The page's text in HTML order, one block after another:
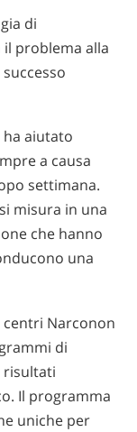
di
problema alla
aiutato
a causa
settimana.
misura in una
che hanno
una
Narconon
di
risultati
Il programma
uniche per